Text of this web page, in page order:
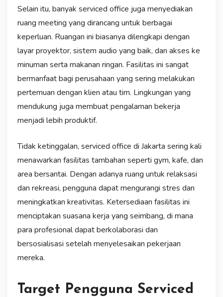
Selain itu, banyak serviced office juga menyediakan
ruang meeting yang dirancang untuk berbagai
keperluan. Ruangan ini biasanya dilengkapi dengan
layar proyektor, sistem audio yang baik, dan akses ke
minuman serta makanan ringan. Fasilitas ini sangat
bermanfaat bagi perusahaan yang sering melakukan
pertemuan dengan klien atau tim. Lingkungan yang
mendukung juga membuat pengalaman bekerja
menjadi lebih produktif.
Tidak ketinggalan, serviced office di Jakarta sering kali
menawarkan fasilitas tambahan seperti gym, kafe, dan
area bersantai. Dengan adanya ruang untuk relaksasi
dan rekreasi, pengguna dapat mengurangi stres dan
meningkatkan kreativitas. Ketersediaan fasilitas ini
menciptakan suasana kerja yang seimbang, di mana
para profesional dapat berkolaborasi dan
bersosialisasi setelah menyelesaikan pekerjaan
mereka.
Target Pengguna Serviced